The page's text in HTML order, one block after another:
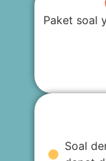
Paket soal
Soal